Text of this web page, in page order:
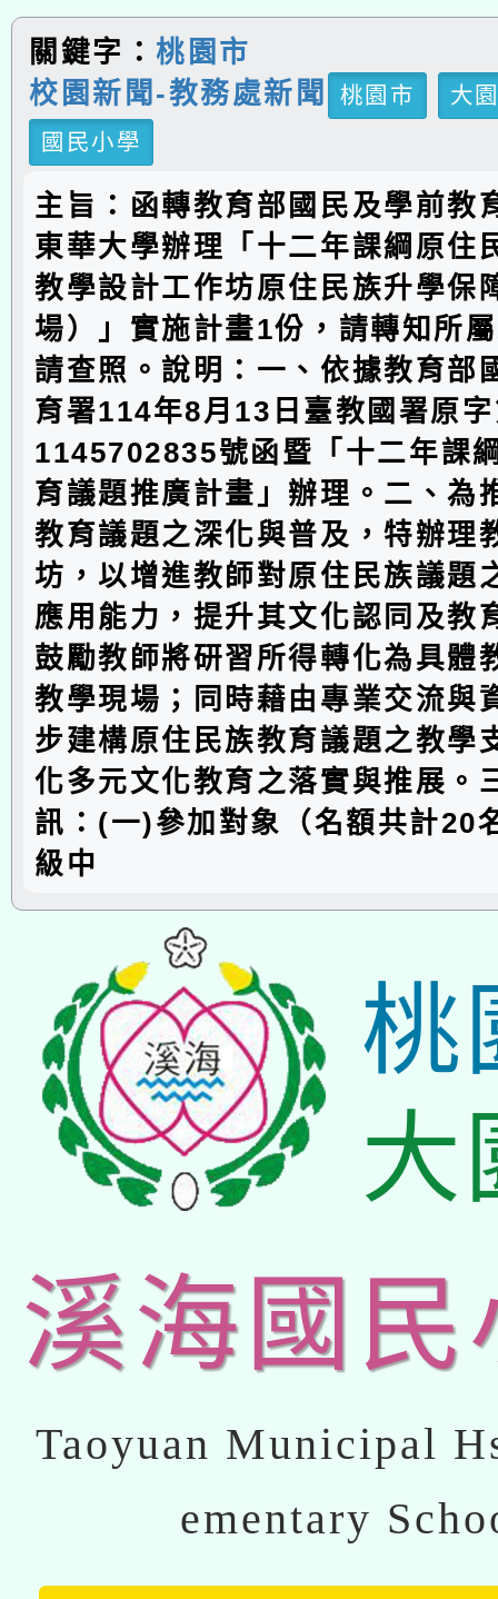
關鍵字：桃園市
校園新聞-教務處新聞
桃園市
大
國民小學
主旨：函轉教育部國民及學前教
東華大學辦理「十二年課綱原住
教學設計工作坊原住民族升學保
場）」實施計畫1份，請轉知所
請查照。說明：一、依據教育部
育署114年8月13日臺教國署原
1145702835號函暨「十二年課
育議題推廣計畫」辦理。二、為
教育議題之深化與普及，特辦理
坊，以增進教師對原住民族議題
應用能力，提升其文化認同及教
鼓勵教師將研習所得轉化為具體
教學現場；同時藉由專業交流與
步建構原住民族教育議題之教學
化多元文化教育之落實與推展。
訊：(一)參加對象（名額共計20
級中
桃
大
溪海國民
Taoyuan Municipal
ementary